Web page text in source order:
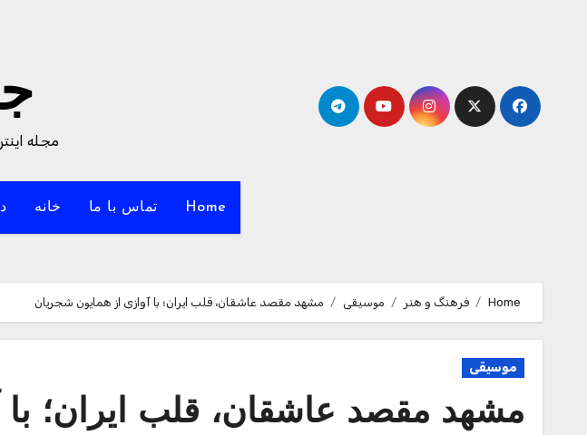
مجله
Home تماس با ما خانه
Home فرهنگ و هنر موسیقی مشهد مقصد عاشقان، قلب ایران؛ با آوازی از همایون شجریان
موسیقی
مشهد مقصد عاشقان، قلب ایران؛ با